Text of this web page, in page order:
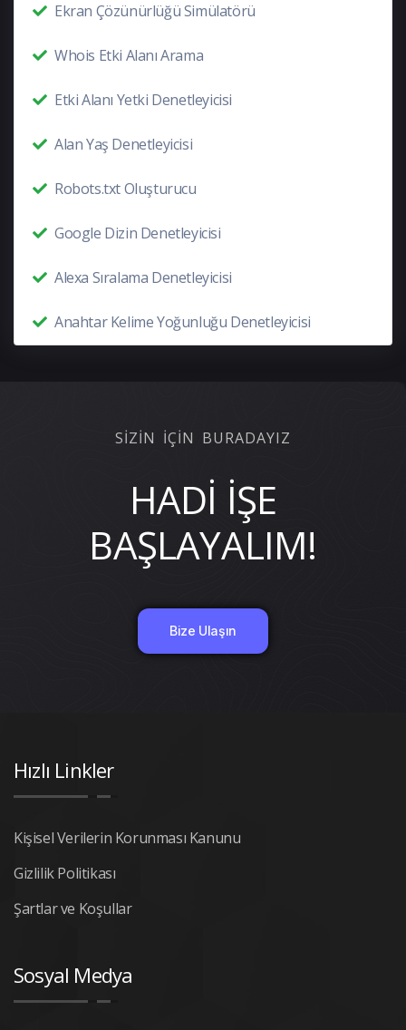
Ekran Çözünürlüğü Simülatörü
Whois Etki Alanı Arama
Etki Alanı Yetki Denetleyicisi
Alan Yaş Denetleyicisi
Robots.txt Oluşturucu
Google Dizin Denetleyicisi
Alexa Sıralama Denetleyicisi
Anahtar Kelime Yoğunluğu Denetleyicisi
SİZİN İÇİN BURADAYIZ
HADİ İŞE
BAŞLAYALIM!
Bize Ulaşın
Hızlı Linkler
Kişisel Verilerin Korunması Kanunu
Gizlilik Politikası
Şartlar ve Koşullar
Sosyal Medya